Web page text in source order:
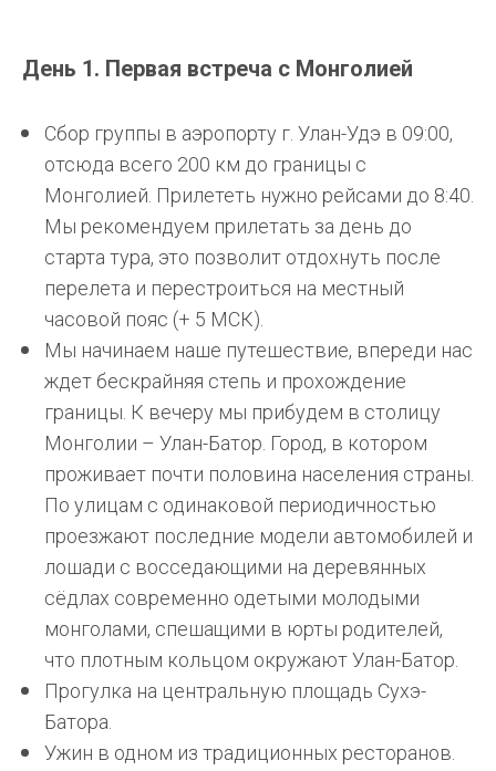
День 1. Первая встреча с Монголией
Сбор группы в аэропорту г. Улан-Удэ в 09:00,
отсюда всего 200 км до границы с
Монголией. Прилететь нужно рейсами до 8:40.
Мы рекомендуем прилетать за день до
старта тура, это позволит отдохнуть после
перелета и перестроиться на местный
часовой пояс (+ 5 МСК).
Мы начинаем наше путешествие, впереди нас
ждет бескрайняя степь и прохождение
границы. К вечеру мы прибудем в столицу
Монголии – Улан-Батор. Город, в котором
проживает почти половина населения страны.
По улицам с одинаковой периодичностью
проезжают последние модели автомобилей и
лошади с восседающими на деревянных
сёдлах современно одетыми молодыми
монголами, спешащими в юрты родителей,
что плотным кольцом окружают Улан-Батор.
Прогулка на центральную площадь Сухэ-
Батора.
Ужин в одном из традиционных ресторанов.